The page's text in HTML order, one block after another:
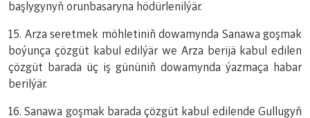
başlygynyň orunbasaryna hödürlenilýär.
15. Arza seretmek möhletiniň dowamynda Sanawa goşmak
boýunça çözgüt kabul edilýär we Arza berijä kabul edilen
çözgüt barada üç iş gününiň dowamynda ýazmaça habar
berilýär.
16. Sanawa goşmak barada çözgüt kabul edilende Gullugyň